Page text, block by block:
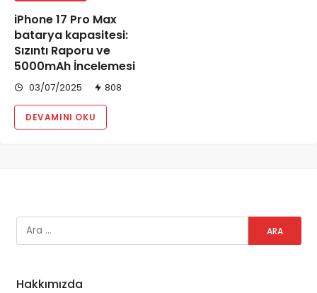
iPhone 17 Pro Max
batarya kapasitesi:
Sızıntı Raporu ve
5000mAh İncelemesi
03/07/2025 808
DEVAMINI OKU
Hakkımızda